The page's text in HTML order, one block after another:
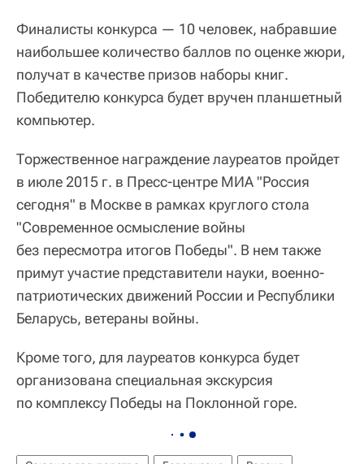
Финалисты конкурса — 10 человек, набравшие
наибольшее количество баллов по оценке жюри,
получат в качестве призов наборы книг.
Победителю конкурса будет вручен планшетный
компьютер.
Торжественное награждение лауреатов пройдет
в июле 2015 г. в Пресс-центре МИА "Россия
сегодня" в Москве в рамках круглого стола
"Современное осмысление войны
без пересмотра итогов Победы". В нем также
примут участие представители науки, военно-
патриотических движений России и Республики
Беларусь, ветераны войны.
Кроме того, для лауреатов конкурса будет
организована специальная экскурсия
по комплексу Победы на Поклонной горе.